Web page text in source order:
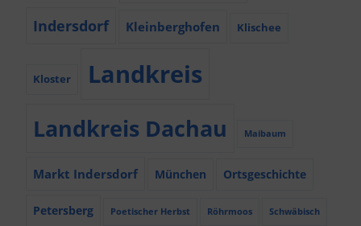
Indersdorf Kleinberghofen Klischee
Kloster Landkreis
Landkreis Dachau Maibaum
Markt Indersdorf München Ortsgeschichte
Petersberg Poetischer Herbst Röhrmoos Schwäbisch